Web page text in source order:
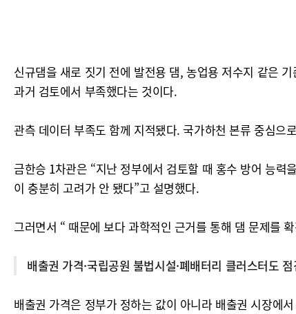
신규댐을 새로 짓기 전에 발전용 댐, 농업용 저수지 같은
과거 검토에서 부족했다는 것이다.
관측 데이터 부족도 함께 지적됐다. 국가하천 본류 중심으
금한승 1차관은 “지난 정부에서 검토할 때 홍수 방어 능
이 충분히 고려가 안 됐다”고 설명했다.
그러면서 “ 때문에 보다 과학적인 근거를 통해 댐 문제를
배출권 가격·국립공원 불법시설·폐배터리 클러스터도 점
배출권 가격은 정부가 정하는 값이 아니라 배출권 시장에